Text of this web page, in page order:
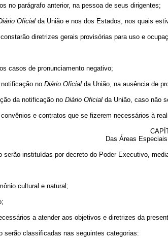
no parágrafo anterior, na pessoa de seus dirigentes;
Oficial da União e nos dos Estados, nos quais
diretrizes gerais provisórias para uso e
casos de pronunciamento negativo;
no Diário Oficial da União, na ausência de
da notificação no Diário Oficial da União, caso não
e contratos que se fizerem necessários à
Das Áreas
instituídas por decreto do Poder Executivo,
cultural e natural;
a atender aos objetivos e diretrizes da
classificadas nas seguintes categorias: